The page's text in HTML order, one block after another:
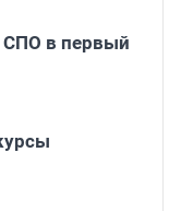
СПО в первый